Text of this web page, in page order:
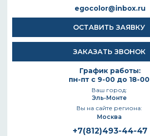
egocolor@inbox.ru
ОСТАВИТЬ ЗАЯВКУ
ЗАКАЗАТЬ ЗВОНОК
График работы:
пн-пт с 9-00 до 18-00
Ваш город:
Эль-Монте
Вы на сайте региона:
Москва
+7(812)493-44-47